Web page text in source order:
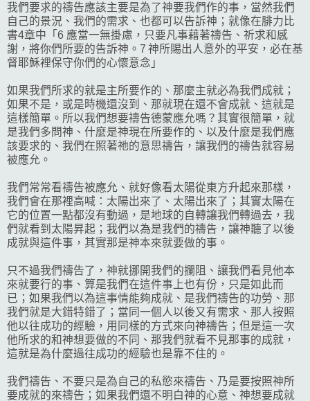
我們要求的禱告應該主要是為了神要我們作的事，當然我們
自己的景況、我們的需求、也都可以告訴神；就像在腓力比
書4章中「6 應當一無掛慮，只要凡事藉著禱告、祈求和感
謝，將你們所要的告訴神。7 神所賜出人意外的平安，必在基
督耶穌裡保守你們的心懷意念」
如果我們所求的就是主所要作的、那麼主就必為我們成就；
如果不是，或是時機還沒到、那就現在還不會成就、這就是
這樣簡單。所以我們想要禱告德蒙應允嗎？其實很簡單，就
是我們多問神、什麼是神現在所要作的、以及什麼是我們應
該要求的、我們在照著祂的意思禱告，讓我們的禱告就容易
被應允。
我們常常看禱告被應允、就好像看太陽從東方升起來那樣，
我們會在那裡高喊：太陽出來了、太陽出來了；其實太陽在
它的位置一點都沒有動過，是地球的自轉讓我們轉過去，我
們就看到太陽昇起；我們以為是我們的禱告，讓神聽了以後
成就與這件事，其實那是神本來就要做的事。
只不過我們禱告了，神就挪開我們的攔阻、讓我們看見他本
來就要行的事、算是我們在這件事上也有份，只是如此而
已；如果我們以為這事情能夠成就、是我們禱告的功勞、那
我們就是大錯特錯了；當同一個人以後又有需求、那人按照
他以往成功的經驗，用同樣的方式來向神禱告；但是這一次
他所求的和神想要做的不同、那我們就看不見那事的成就，
這就是為什麼過往成功的經驗也是靠不住的。
我們禱告、不要只是為自己的私慾來禱告、乃是要按照神所
要成就的來禱告；如果我們還不明白神的心意、神想要成就